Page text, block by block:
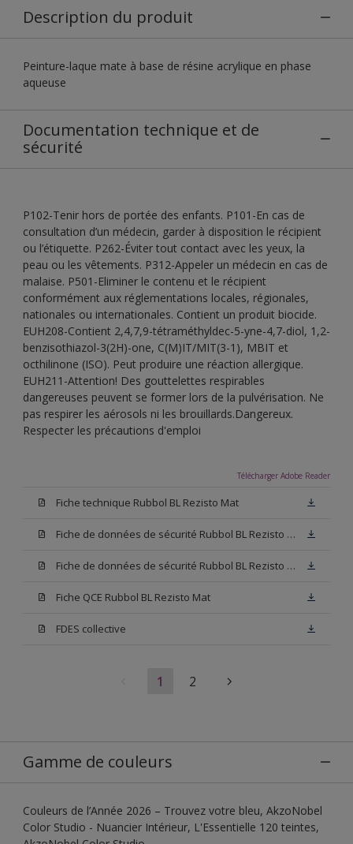
Description du produit
Peinture-laque mate à base de résine acrylique en phase
aqueuse
Documentation technique et de
sécurité
P102-Tenir hors de portée des enfants. P101-En cas de
consultation d’un médecin, garder à disposition le récipient
ou l’étiquette. P262-Éviter tout contact avec les yeux, la
peau ou les vêtements. P312-Appeler un médecin en cas de
malaise. P501-Eliminer le contenu et le récipient
conformément aux réglementations locales, régionales,
nationales ou internationales. Contient un produit biocide.
EUH208-Contient 2,4,7,9-tétraméthyldec-5-yne-4,7-diol, 1,2-
benzisothiazol-3(2H)-one, C(M)IT/MIT(3-1), MBIT et
octhilinone (ISO). Peut produire une réaction allergique.
EUH211-Attention! Des gouttelettes respirables
dangereuses peuvent se former lors de la pulvérisation. Ne
pas respirer les aérosols ni les brouillards.Dangereux.
Respecter les précautions d'emploi
Télécharger Adobe Reader
Fiche technique Rubbol BL Rezisto Mat
Fiche de données de sécurité Rubbol BL Rezisto Mat Base W05
Fiche de données de sécurité Rubbol BL Rezisto Mat Base N00
Fiche QCE Rubbol BL Rezisto Mat
FDES collective
1 2
Gamme de couleurs
Couleurs de l’Année 2026 – Trouvez votre bleu, AkzoNobel
Color Studio - Nuancier Intérieur, L'Essentielle 120 teintes,